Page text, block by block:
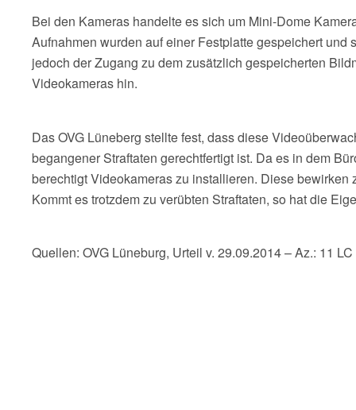
Bei den Kameras handelte es sich um Mini-Dome
Aufnahmen wurden auf einer Festplatte gespeichert
jedoch der Zugang zu dem zusätzlich gespeicherten
Videokameras hin.
Das OVG Lüneberg stellte fest, dass diese
begangener Straftaten gerechtfertigt ist. Da es in dem
berechtigt Videokameras zu installieren. Diese
Kommt es trotzdem zu verübten Straftaten, so hat die
Quellen: OVG Lüneburg, Urteil v. 29.09.2014 – Az.: 11